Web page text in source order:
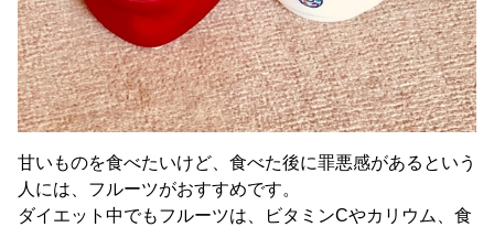
甘いものを食べたいけど、食べた後に罪悪感があるという
人には、フルーツがおすすめです。
ダイエット中でもフルーツは、ビタミンCやカリウム、食